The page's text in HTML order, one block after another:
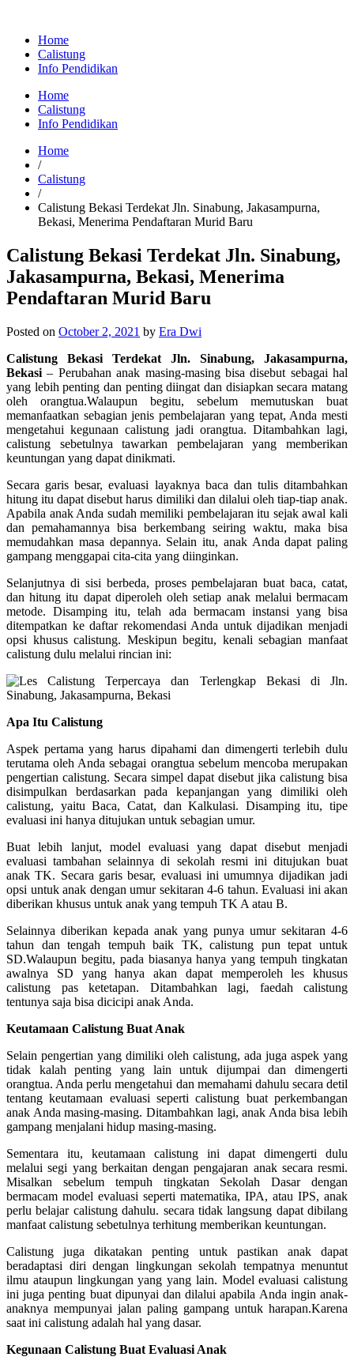
Home
Calistung
Info Pendidikan
Home
Calistung
Info Pendidikan
Home
/
Calistung
/
Calistung Bekasi Terdekat Jln. Sinabung, Jakasampurna,
Bekasi, Menerima Pendaftaran Murid Baru
Calistung Bekasi Terdekat Jln. Sinabung,
Jakasampurna, Bekasi, Menerima
Pendaftaran Murid Baru
Posted on October 2, 2021 by Era Dwi
Calistung Bekasi Terdekat Jln. Sinabung, Jakasampurna,
Bekasi – Perubahan anak masing-masing bisa disebut sebagai hal
yang lebih penting dan penting diingat dan disiapkan secara matang
oleh orangtua.Walaupun begitu, sebelum memutuskan buat
memanfaatkan sebagian jenis pembelajaran yang tepat, Anda mesti
mengetahui kegunaan calistung jadi orangtua. Ditambahkan lagi,
calistung sebetulnya tawarkan pembelajaran yang memberikan
keuntungan yang dapat dinikmati.
Secara garis besar, evaluasi layaknya baca dan tulis ditambahkan
hitung itu dapat disebut harus dimiliki dan dilalui oleh tiap-tiap anak.
Apabila anak Anda sudah memiliki pembelajaran itu sejak awal kali
dan pemahamannya bisa berkembang seiring waktu, maka bisa
memudahkan masa depannya. Selain itu, anak Anda dapat paling
gampang menggapai cita-cita yang diinginkan.
Selanjutnya di sisi berbeda, proses pembelajaran buat baca, catat,
dan hitung itu dapat diperoleh oleh setiap anak melalui bermacam
metode. Disamping itu, telah ada bermacam instansi yang bisa
ditempatkan ke daftar rekomendasi Anda untuk dijadikan menjadi
opsi khusus calistung. Meskipun begitu, kenali sebagian manfaat
calistung dulu melalui rincian ini:
Apa Itu Calistung
Aspek pertama yang harus dipahami dan dimengerti terlebih dulu
terutama oleh Anda sebagai orangtua sebelum mencoba merupakan
pengertian calistung. Secara simpel dapat disebut jika calistung bisa
disimpulkan berdasarkan pada kepanjangan yang dimiliki oleh
calistung, yaitu Baca, Catat, dan Kalkulasi. Disamping itu, tipe
evaluasi ini hanya ditujukan untuk sebagian umur.
Buat lebih lanjut, model evaluasi yang dapat disebut menjadi
evaluasi tambahan selainnya di sekolah resmi ini ditujukan buat
anak TK. Secara garis besar, evaluasi ini umumnya dijadikan jadi
opsi untuk anak dengan umur sekitaran 4-6 tahun. Evaluasi ini akan
diberikan khusus untuk anak yang tempuh TK A atau B.
Selainnya diberikan kepada anak yang punya umur sekitaran 4-6
tahun dan tengah tempuh baik TK, calistung pun tepat untuk
SD.Walaupun begitu, pada biasanya hanya yang tempuh tingkatan
awalnya SD yang hanya akan dapat memperoleh les khusus
calistung pas ketetapan. Ditambahkan lagi, faedah calistung
tentunya saja bisa dicicipi anak Anda.
Keutamaan Calistung Buat Anak
Selain pengertian yang dimiliki oleh calistung, ada juga aspek yang
tidak kalah penting yang lain untuk dijumpai dan dimengerti
orangtua. Anda perlu mengetahui dan memahami dahulu secara detil
tentang keutamaan evaluasi seperti calistung buat perkembangan
anak Anda masing-masing. Ditambahkan lagi, anak Anda bisa lebih
gampang menjalani hidup masing-masing.
Sementara itu, keutamaan calistung ini dapat dimengerti dulu
melalui segi yang berkaitan dengan pengajaran anak secara resmi.
Misalkan sebelum tempuh tingkatan Sekolah Dasar dengan
bermacam model evaluasi seperti matematika, IPA, atau IPS, anak
perlu belajar calistung dahulu. secara tidak langsung dapat dibilang
manfaat calistung sebetulnya terhitung memberikan keuntungan.
Calistung juga dikatakan penting untuk pastikan anak dapat
beradaptasi diri dengan lingkungan sekolah tempatnya menuntut
ilmu ataupun lingkungan yang yang lain. Model evaluasi calistung
ini juga penting buat dipunyai dan dilalui apabila Anda ingin anak-
anaknya mempunyai jalan paling gampang untuk harapan.Karena
saat ini calistung adalah hal yang dasar.
Kegunaan Calistung Buat Evaluasi Anak